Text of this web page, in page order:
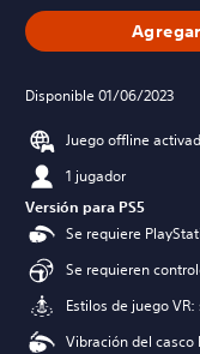
Disponible 01/06/2023
Juego offline
1 jugador
Versión para PS5
Se requiere
Se requieren
Estilos de juego
Vibración del casco